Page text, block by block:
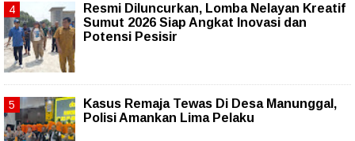
Resmi Diluncurkan, Lomba Nelayan Kreatif
Sumut 2026 Siap Angkat Inovasi dan
Potensi Pesisir
Kasus Remaja Tewas Di Desa Manunggal,
Polisi Amankan Lima Pelaku